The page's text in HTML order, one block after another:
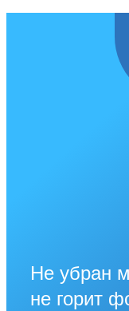
Не убран
не горит